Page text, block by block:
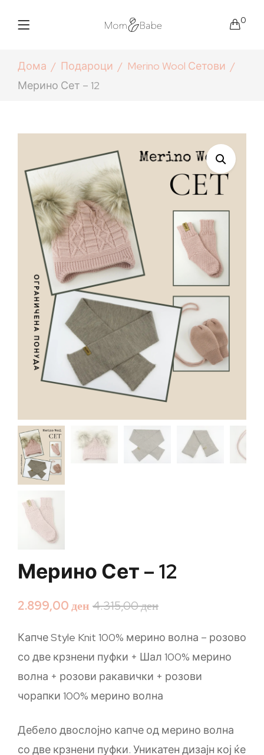
0
Дома Подароци
Merino Wool Сетови
Мерино Сет – 12
Мерино Сет – 12
4.315,00ден
2.899,00ден
Капче Style Knit 100% мерино волна – розово
со две крзнени пуфки + Шал 100% мерино
волна + розови ракавички + розови
чорапки 100% мерино волна
Дебело двослојно капче од мерино волна
со две крзнени пуфки. Уникатен дизајн кој ќе